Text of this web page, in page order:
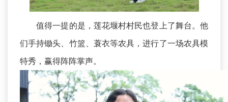
值得一提的是，莲花堰村村民也登上了舞台。他
们手持锄头、竹篮、蓑衣等农具，进行了一场农具模
特秀，赢得阵阵掌声。